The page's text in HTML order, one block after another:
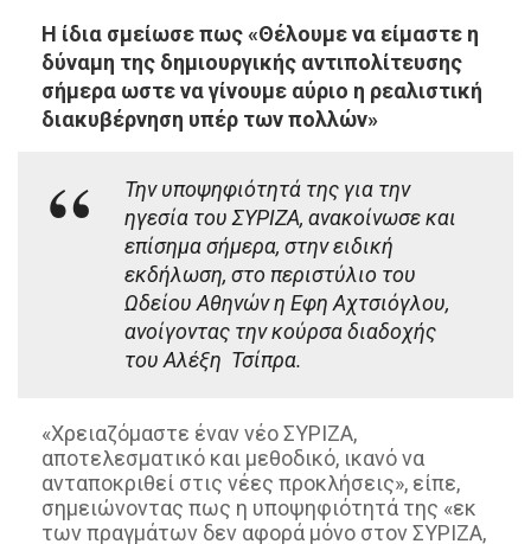
Η ίδια σμείωσε πως «Θέλουμε να είμαστε η
δύναμη της δημιουργικής αντιπολίτευσης
σήμερα ωστε να γίνουμε αύριο η ρεαλιστική
διακυβέρνηση υπέρ των πολλών»
Την υποψηφιότητά της για την
ηγεσία του ΣΥΡΙΖΑ, ανακοίνωσε και
επίσημα σήμερα, στην ειδική
εκδήλωση, στο περιστύλιο του
Ωδείου Αθηνών η Εφη Αχτσιόγλου,
ανοίγοντας την κούρσα διαδοχής
του Αλέξη Τσίπρα.
«Χρειαζόμαστε έναν νέο ΣΥΡΙΖΑ,
αποτελεσματικό και μεθοδικό, ικανό να
ανταποκριθεί στις νέες προκλήσεις», είπε,
σημειώνοντας πως η υποψηφιότητά της «εκ
των πραγμάτων δεν αφορά μόνο στον ΣΥΡΙΖΑ,